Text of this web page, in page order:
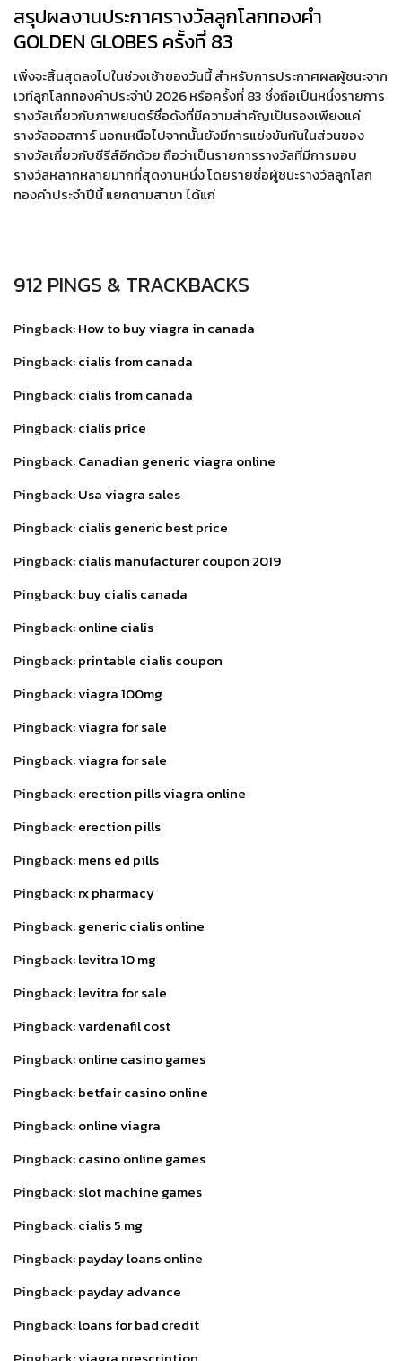
สรุปผลงานประกาศรางวัลลูกโลกทองคำ
GOLDEN GLOBES ครั้งที่ 83
เพิ่งจะสิ้นสุดลงไปในช่วงเช้าของวันนี้ สำหรับการประกาศผลผู้ชนะจาก
เวทีลูกโลกทองคำประจำปี 2026 หรือครั้งที่ 83 ซึ่งถือเป็นหนึ่งรายการ
รางวัลเกี่ยวกับภาพยนตร์ชื่อดังที่มีความสำคัญเป็นรองเพียงแค่
รางวัลออสการ์ นอกเหนือไปจากนั้นยังมีการแข่งขันกันในส่วนของ
รางวัลเกี่ยวกับซีรีส์อีกด้วย ถือว่าเป็นรายการรางวัลที่มีการมอบ
รางวัลหลากหลายมากที่สุดงานหนึ่ง โดยรายชื่อผู้ชนะรางวัลลูกโลก
ทองคำประจำปีนี้ แยกตามสาขา ได้แก่
912 PINGS & TRACKBACKS
Pingback:How to buy viagra in canada
Pingback:cialis from canada
Pingback:cialis from canada
Pingback:cialis price
Pingback:Canadian generic viagra online
Pingback:Usa viagra sales
Pingback:cialis generic best price
Pingback:cialis manufacturer coupon 2019
Pingback:buy cialis canada
Pingback:online cialis
Pingback:printable cialis coupon
Pingback:viagra 100mg
Pingback:viagra for sale
Pingback:viagra for sale
Pingback:erection pills viagra online
Pingback:erection pills
Pingback:mens ed pills
Pingback:rx pharmacy
Pingback:generic cialis online
Pingback:levitra 10 mg
Pingback:levitra for sale
Pingback:vardenafil cost
Pingback:online casino games
Pingback:betfair casino online
Pingback:online viagra
Pingback:casino online games
Pingback:slot machine games
Pingback:cialis 5 mg
Pingback:payday loans online
Pingback:payday advance
Pingback:loans for bad credit